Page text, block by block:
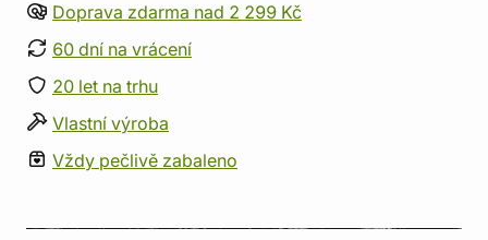
Doprava zdarma nad 2 299 Kč
60 dní na vrácení
20 let na trhu
Vlastní výroba
Vždy pečlivě zabaleno